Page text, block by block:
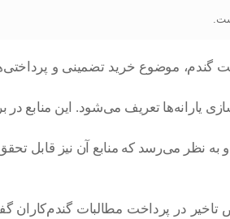
گندم، موضوع خرید تضمینی و
۱۴ بودجه و در چارچوب قانون هدفمندسازی
تضمینی گندم تعیین شد و به نظر می‌رسد که